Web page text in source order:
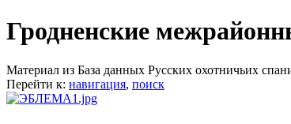
Гродненские
Материал из База данных Русских охотничьих
Перейти к: навигация, поиск